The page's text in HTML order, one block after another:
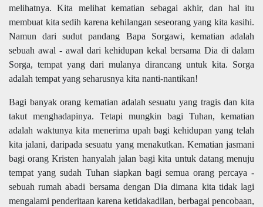
melihatnya. Kita melihat kematian sebagai akhir, dan hal itu
membuat kita sedih karena kehilangan seseorang yang kita kasihi.
Namun dari sudut pandang Bapa Sorgawi, kematian adalah
sebuah awal - awal dari kehidupan kekal bersama Dia di dalam
Sorga, tempat yang dari mulanya dirancang untuk kita. Sorga
adalah tempat yang seharusnya kita nanti-nantikan!
Bagi banyak orang kematian adalah sesuatu yang tragis dan kita
takut menghadapinya. Tetapi mungkin bagi Tuhan, kematian
adalah waktunya kita menerima upah bagi kehidupan yang telah
kita jalani, daripada sesuatu yang menakutkan. Kematian jasmani
bagi orang Kristen hanyalah jalan bagi kita untuk datang menuju
tempat yang sudah Tuhan siapkan bagi semua orang percaya -
sebuah rumah abadi bersama dengan Dia dimana kita tidak lagi
mengalami penderitaan karena ketidakadilan, berbagai pencobaan,